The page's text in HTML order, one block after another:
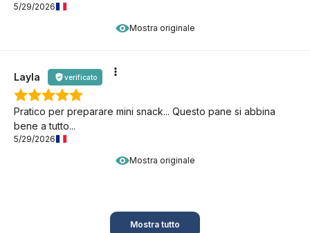
Mostra originale
5/29/2026
Mostra originale
Layla verificato
Pratico per preparare mini snack... Questo pane si abbina
bene a tutto...
5/29/2026
Mostra tutto